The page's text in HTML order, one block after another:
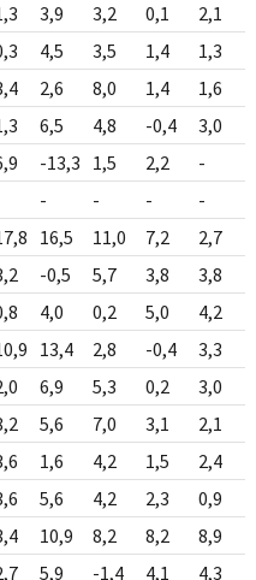
3,9 3,2 0,1 2,1
4,5 3,5 1,4 1,3
2,6 8,0 1,4 1,6
6,5 4,8 -0,4 3,0
-13,3 1,5 2,2 -
- - - -
16,5 11,0 7,2 2,7
-0,5 5,7 3,8 3,8
4,0 0,2 5,0 4,2
13,4 2,8 -0,4 3,3
6,9 5,3 0,2 3,0
5,6 7,0 3,1 2,1
1,6 4,2 1,5 2,4
5,6 4,2 2,3 0,9
10,9 8,2 8,2 8,9
5,9 -1,4 4,1 4,3